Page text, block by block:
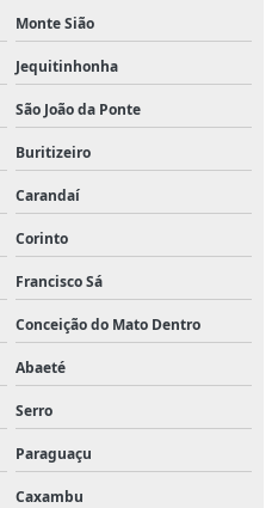
Monte Sião
Jequitinhonha
São João da Ponte
Buritizeiro
Carandaí
Corinto
Francisco Sá
Conceição do Mato Dentro
Abaeté
Serro
Paraguaçu
Caxambu